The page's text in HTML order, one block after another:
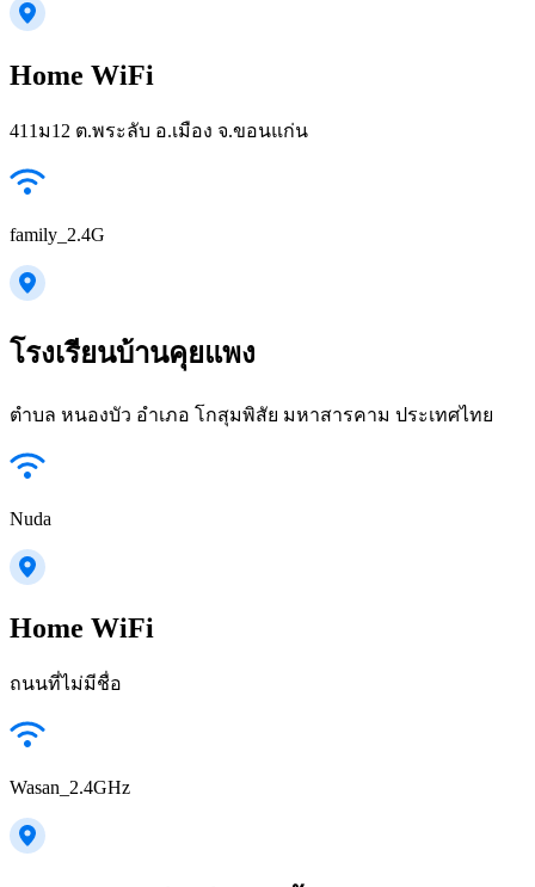
Home WiFi
411ม12 ต.พระลับ อ.เมือง จ.ขอนแก่น
family_2.4G
โรงเรียนบ้านคุยแพง
ตำบล หนองบัว อำเภอ โกสุมพิสัย มหาสารคาม ประเทศไทย
Nuda
Home WiFi
ถนนที่ไม่มีชื่อ
Wasan_2.4GHz